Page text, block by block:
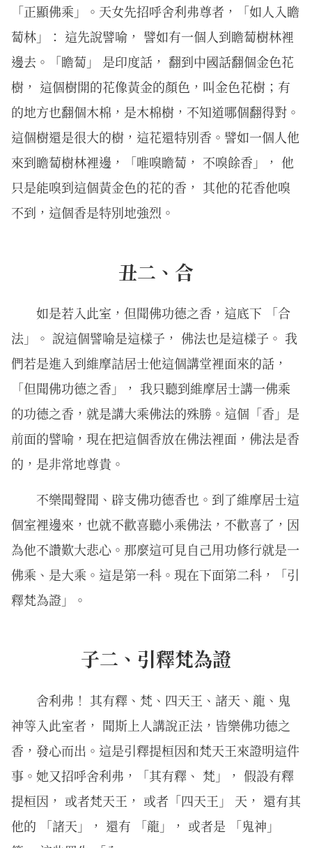
「正顯佛乘」。天女先招呼舍利弗尊者，「如人入瞻
蔔林」： 這先說譬喻， 譬如有一個人到瞻蔔樹林裡
邊去。「瞻蔔」 是印度話， 翻到中國話翻個金色花
樹， 這個樹開的花像黃金的顏色，叫金色花樹；有
的地方也翻個木棉，是木棉樹，不知道哪個翻得對。
這個樹還是很大的樹，這花還特別香。譬如一個人他
來到瞻蔔樹林裡邊，「唯嗅瞻蔔， 不嗅餘香」， 他
只是能嗅到這個黃金色的花的香， 其他的花香他嗅
不到，這個香是特別地強烈。
丑二、合
如是若入此室，但聞佛功德之香，這底下 「合
法」。 說這個譬喻是這樣子， 佛法也是這樣子。 我
們若是進入到維摩詰居士他這個講堂裡面來的話，
「但聞佛功德之香」， 我只聽到維摩居士講一佛乘
的功德之香，就是講大乘佛法的殊勝。這個「香」是
前面的譬喻，現在把這個香放在佛法裡面，佛法是香
的，是非常地尊貴。
不樂聞聲聞、辟支佛功德香也。到了維摩居士這
個室裡邊來，也就不歡喜聽小乘佛法，不歡喜了，因
為他不讚歎大悲心。那麼這可見自己用功修行就是一
佛乘、是大乘。這是第一科。現在下面第二科，「引
釋梵為證」。
子二、引釋梵為證
舍利弗！ 其有釋、梵、四天王、諸天、龍、鬼
神等入此室者， 聞斯上人講說正法，皆樂佛功德之
香，發心而出。這是引釋提桓因和梵天王來證明這件
事。她又招呼舍利弗，「其有釋、 梵」， 假設有釋
提桓因， 或者梵天王， 或者「四天王」 天， 還有其
他的 「諸天」， 還有 「龍」， 或者是 「鬼神」